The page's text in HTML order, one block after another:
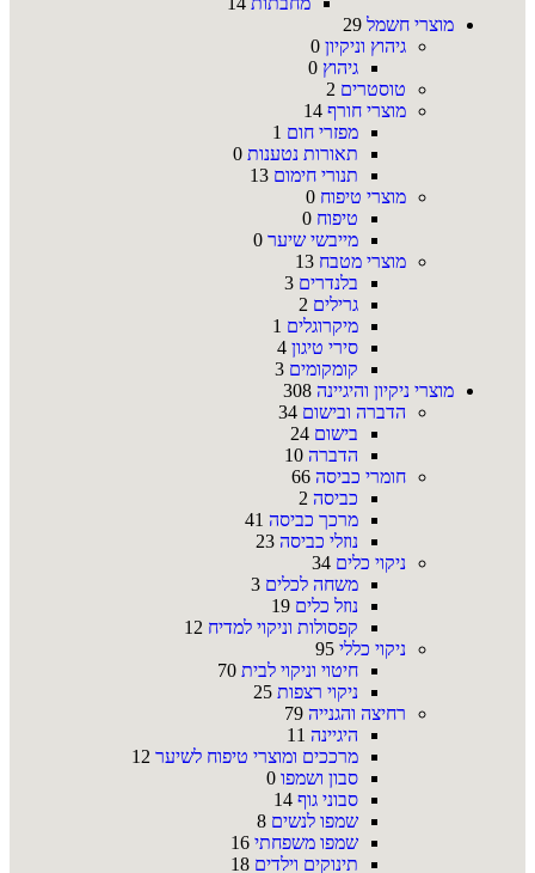
מוצרי חשמל 29
גיהוץ וניקיון 0
גיהוץ 0
טוסטרים 2
מוצרי חורף 14
מפזרי חום 1
תאורות נטענות 0
תנורי חימום 13
מוצרי טיפוח 0
טיפוח 0
מייבשי שיער 0
מוצרי מטבח 13
בלנדרים 3
גרילים 2
מיקרוגלים 1
סירי טיגון 4
קומקומים 3
מוצרי ניקיון והיגיינה 308
הדברה ובישום 34
בישום 24
הדברה 10
חומרי כביסה 66
כביסה 2
מרכך כביסה 41
נוזלי כביסה 23
ניקוי כלים 34
משחה לכלים 3
נוזל כלים 19
קפסולות וניקוי למדיח 12
ניקוי כללי 95
חיטוי וניקוי לבית 70
ניקוי רצפות 25
רחיצה והגנייה 79
היגיינה 11
מרככים ומוצרי טיפוח לשיער 12
סבון ושמפו 0
סבוני גוף 14
שמפו לנשים 8
שמפו משפחתי 16
תינוקים וילדים 18